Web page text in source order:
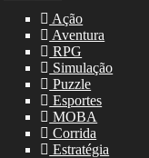
Ação
Aventura
RPG
Simulação
Puzzle
Esportes
MOBA
Corrida
Estratégia